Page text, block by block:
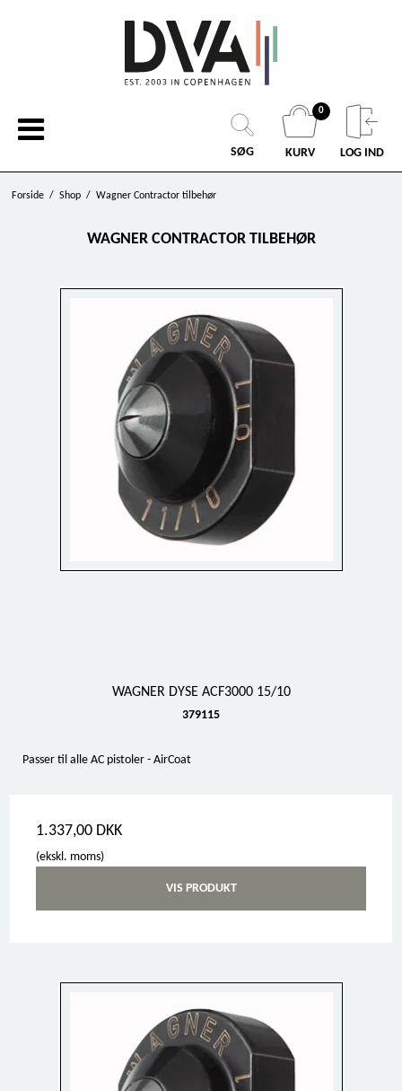
SØG
0
KURV LOG IND
Forside / Shop / Wagner Contractor tilbehør
WAGNER CONTRACTOR TILBEHØR
WAGNER DYSE ACF3000 15/10
379115
Passer til alle AC pistoler - AirCoat
1.337,00 DKK
(ekskl. moms)
VIS PRODUKT